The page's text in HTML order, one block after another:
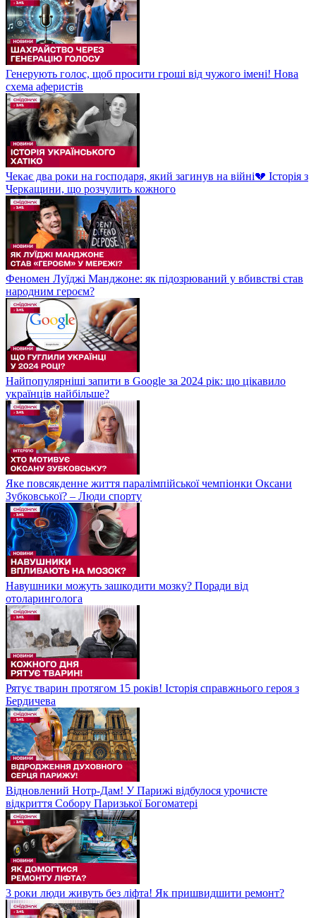
Генерують голос, щоб просити гроші від чужого імені! Нова
схема аферистів
Чекає два роки на господаря, який загинув на війні💔 Історія з
Черкащини, що розчулить кожного
Феномен Луїджі Манджоне: як підозрюваний у вбивстві став
народним героєм?
Найпопулярніші запити в Google за 2024 рік: що цікавило
українців найбільше?
Яке повсякденне життя паралімпійської чемпіонки Оксани
Зубковської? – Люди спорту
Навушники можуть зашкодити мозку? Поради від
отоларинголога
Рятує тварин протягом 15 років! Історія справжнього героя з
Бердичева
Відновлений Нотр-Дам! У Парижі відбулося урочисте
відкриття Собору Паризької Богоматері
3 роки люди живуть без ліфта! Як пришвидшити ремонт?